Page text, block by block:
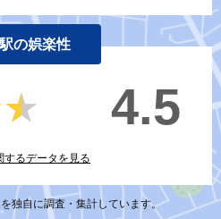
の娯楽性
4.5
するデータを見る
独自に調査・集計しています。